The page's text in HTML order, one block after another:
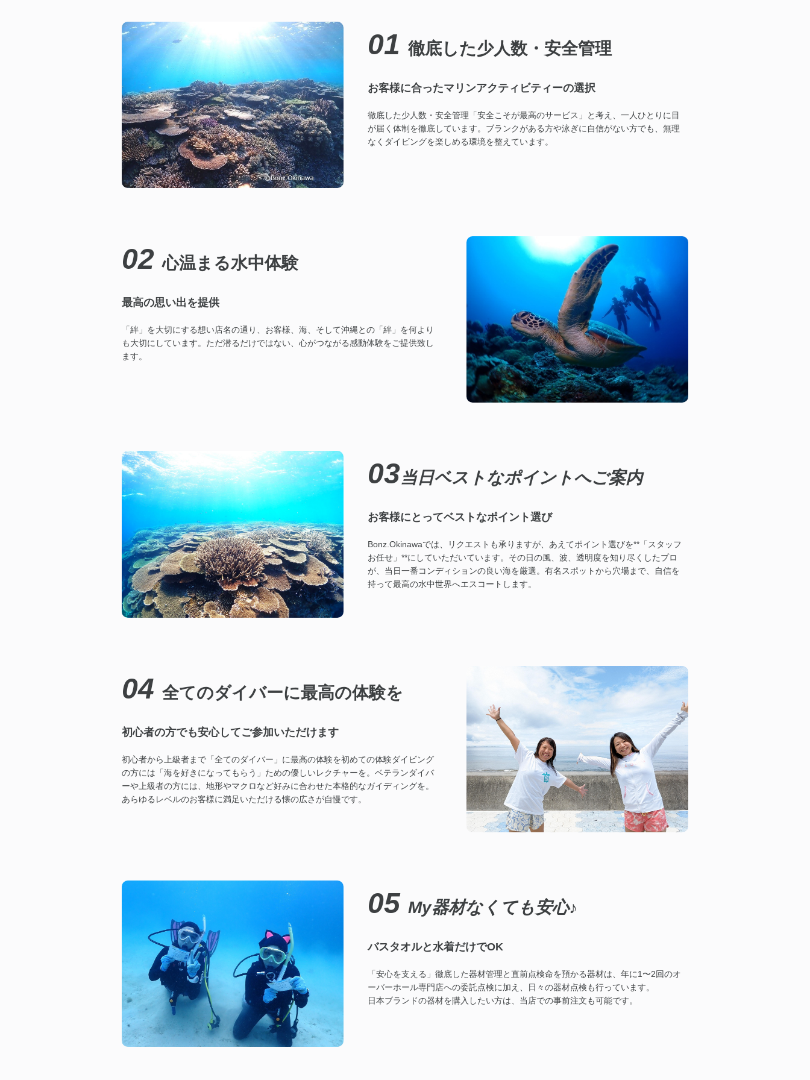
01徹底した少人数・安全管理
お客様に合ったマリンアクティビティーの選択
徹底した少人数・安全管理「安全こそが最高のサービス」と考え、一人ひとりに目
が届く体制を徹底しています。ブランクがある方や泳ぎに自信がない方でも、無理
なくダイビングを楽しめる環境を整えています。
02 心温まる水中体験
最高の思い出を提供
「絆」を大切にする想い店名の通り、お客様、海、そして沖縄との「絆」を何より
も大切にしています。ただ潜るだけではない、心がつながる感動体験をご提供致し
ます。
03当日ベストなポイントへご案内
お客様にとってベストなポイント選び
Bonz.Okinawaでは、リクエストも承りますが、あえてポイント選びを**「スタッフ
お任せ」**にしていただいています。その日の風、波、透明度を知り尽くしたプロ
が、当日一番コンディションの良い海を厳選。有名スポットから穴場まで、自信を
持って最高の水中世界へエスコートします。
04 全てのダイバーに最高の体験を
初心者の方でも安心してご参加いただけます
初心者から上級者まで「全てのダイバー」に最高の体験を初めての体験ダイビング
の方には「海を好きになってもらう」ための優しいレクチャーを。ベテランダイバ
ーや上級者の方には、地形やマクロなど好みに合わせた本格的なガイディングを。
あらゆるレベルのお客様に満足いただける懐の広さが自慢です。
05My器材なくても安心♪
バスタオルと水着だけでOK
「安心を支える」徹底した器材管理と直前点検命を預かる器材は、年に1〜2回のオ
ーバーホール専門店への委託点検に加え、日々の器材点検も行っています。
日本ブランドの器材を購入したい方は、当店での事前注文も可能です。